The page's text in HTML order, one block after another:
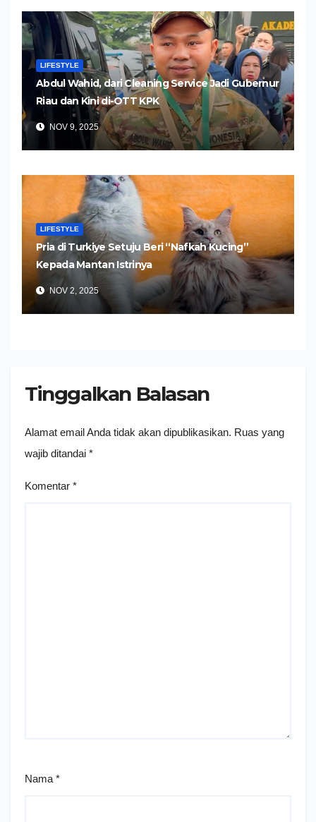
LIFESTYLE
Abdul Wahid, dari Cleaning Service Jadi Gubernur
Riau dan Kini di-OTT KPK
NOV 9, 2025
LIFESTYLE
Pria di Turkiye Setuju Beri “Nafkah Kucing”
Kepada Mantan Istrinya
NOV 2, 2025
Tinggalkan Balasan
Alamat email Anda tidak akan dipublikasikan. Ruas yang
wajib ditandai *
Komentar *
Nama *